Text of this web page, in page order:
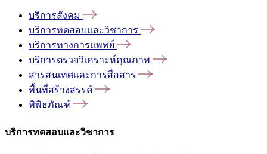
บริการสังคม
บริการทดสอบและวิชาการ
บริการทางการแพทย์
บริการตรวจวิเคราะห์คุณภาพ
สารสนเทศและการสื่อสาร
พื้นที่สร้างสรรค์
พิพิธภัณฑ์
บริการทดสอบและวิชาการ